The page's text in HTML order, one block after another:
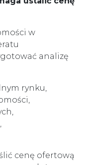
w
analizę
rynku,
cenę ofertową